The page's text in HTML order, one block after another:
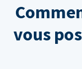
vous